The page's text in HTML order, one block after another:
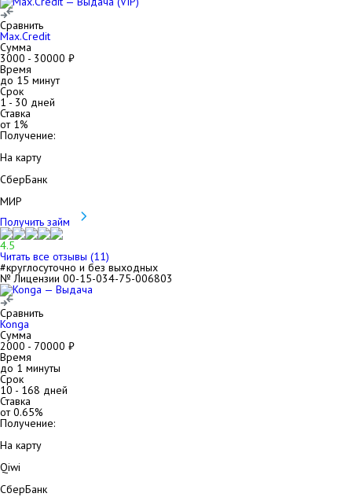
Сравнить
Max.Credit
Сумма
3000 - 30000 ₽
Время
до 15 минут
Срок
1- 30 дней
Ставка
от 1%
Получение:
На карту
СберБанк
МИР
Получить займ
4.5
Читать все отзывы (11)
#круглосуточно и без выходных
№ Лицензии 00-15-034-75-006803
Сравнить
Konga
Сумма
2000 - 70000 ₽
Время
до 1 минуты
Срок
10 - 168 дней
Ставка
от0.65%
Получение:
На карту
Qiwi
СберБанк